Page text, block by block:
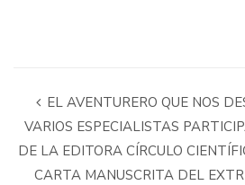
EL AVENTURERO QUE NOS
VARIOS ESPECIALISTAS
DE LA EDITORA CÍRCULO
CARTA MANUSCRITA DEL